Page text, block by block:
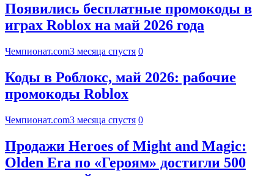
Появились бесплатные промокоды в
играх Roblox на май 2026 года
Чемпионат.com3 месяца спустя 0
Коды в Роблокс, май 2026: рабочие
промокоды Roblox
Чемпионат.com3 месяца спустя 0
Продажи Heroes of Might and Magic:
Olden Era по «Героям» достигли 500